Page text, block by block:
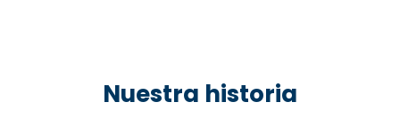
Nuestra historia